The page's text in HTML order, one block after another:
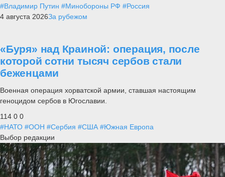
#Владимир Путин #Минобороны РФ #Россия
4 августа 2026За рубежом
«Буря» над Краиной: операция, после
которой сотни тысяч сербов стали
беженцами
Военная операция хорватской армии, ставшая настоящим
геноцидом сербов в Югославии.
114 0 0
#НАТО #ООН #Сербия #США #Южная Европа
Выбор редакции